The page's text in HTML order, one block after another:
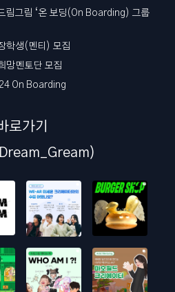
림그림 ‘온 보딩(On Boarding) 그룹
학생(멘티) 모집
망멘토단 모집
On Boarding
로가기